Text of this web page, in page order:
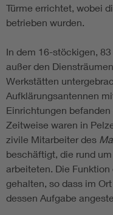
Türme errichtet, wobei
betrieben wurden.
In dem 16-stöckigen,
außer den
Werkstätten
Aufklärungsantennen
Einrichtungen
Zeitweise waren in
zivile Mitarbeiter des
beschäftigt, die rund
arbeiteten. Die
gehalten, so dass im
dessen Aufgabe